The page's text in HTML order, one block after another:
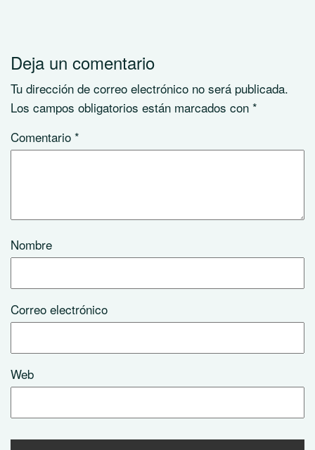
Deja un comentario
Tu dirección de correo electrónico no será publicada.
Los campos obligatorios están marcados con *
Comentario *
Nombre
Correo electrónico
Web